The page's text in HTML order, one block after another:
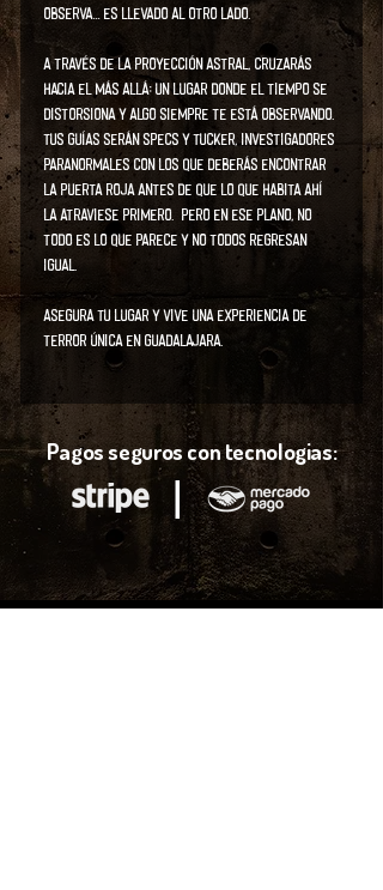
observa… Es llevado al otro lado.
A través de la proyección astral, cruzarás
hacia el Más Allá: un lugar donde el tiempo se
distorsiona y algo siempre te está observando.
Tus guías serán Specs y Tucker, investigadores
paranormales con los que deberás encontrar
la puerta roja antes de que lo que habita ahí
la atraviese primero.  Pero en ese plano, no
todo es lo que parece y no todos regresan
igual.
Asegura tu lugar y vive una experiencia de
terror única en Guadalajara.
Pagos seguros con tecnologias:
l